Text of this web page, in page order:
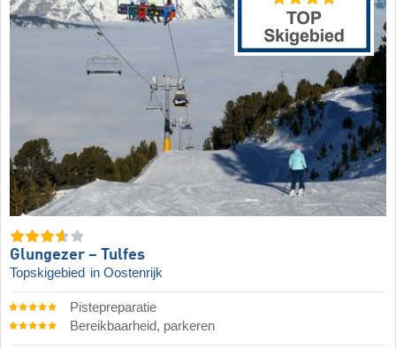
Glungezer – Tulfes
Topskigebied in Oostenrijk
Pistepreparatie
Bereikbaarheid, parkeren